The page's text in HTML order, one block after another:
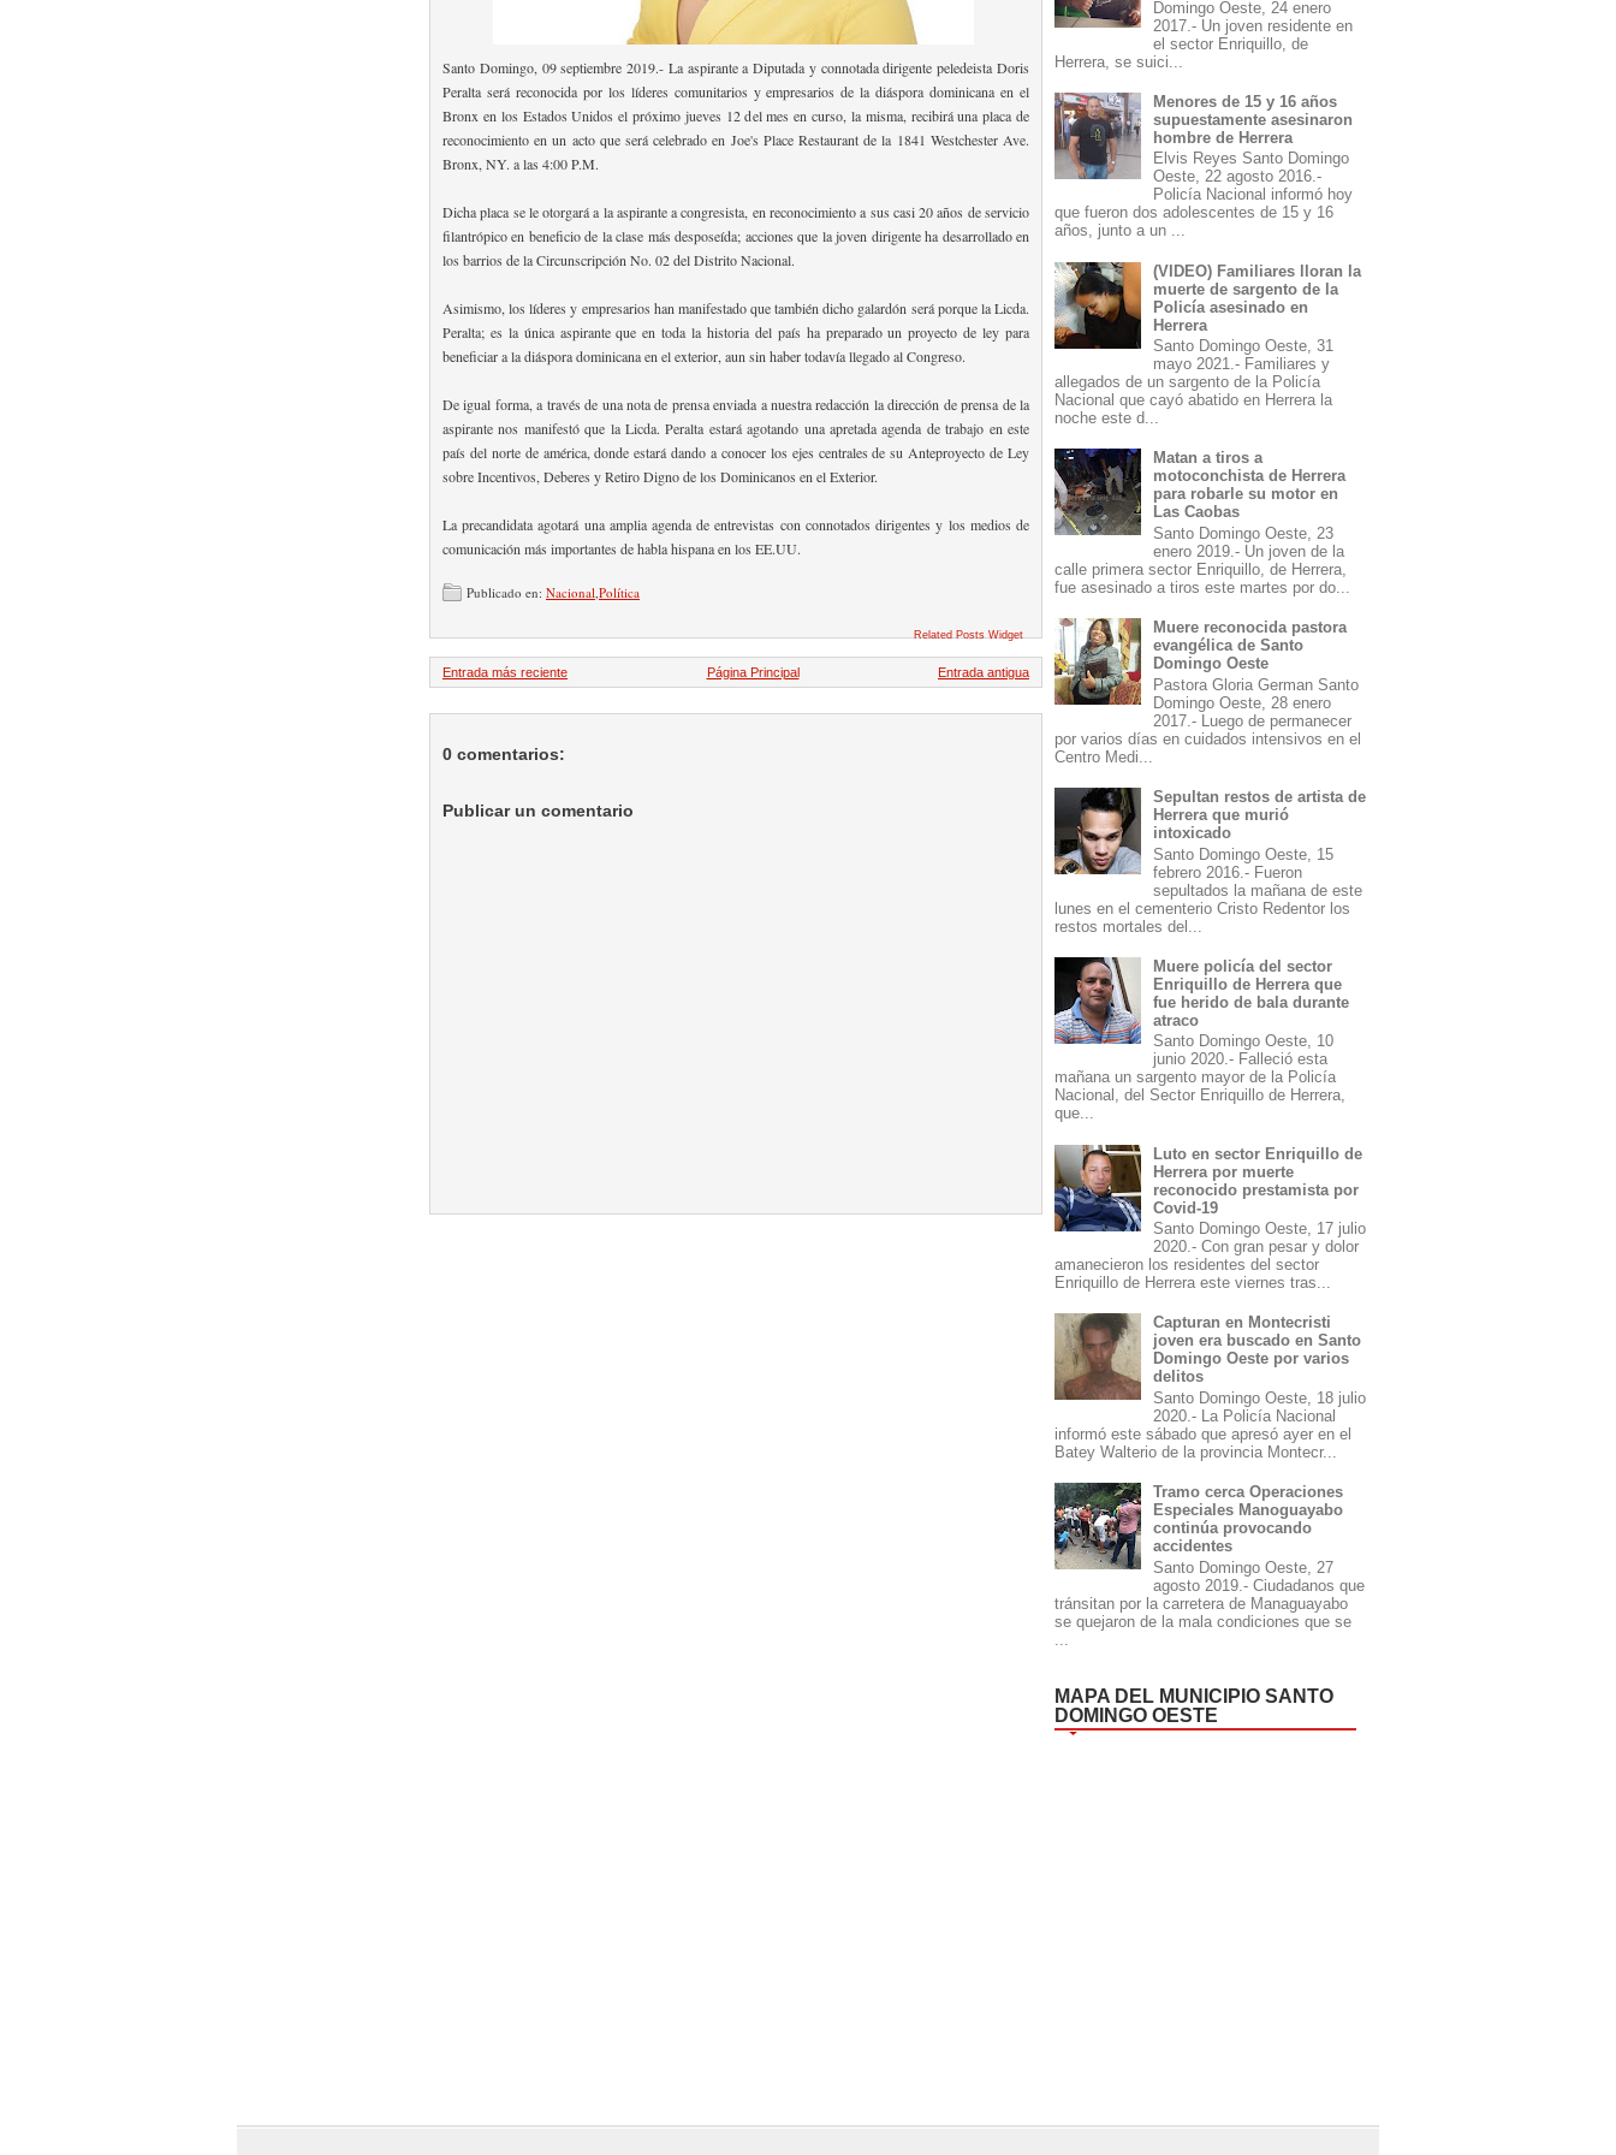
Santo Domingo, 09 septiembre 2019.- La aspirante a Diputada y connotada dirigente peledeista Doris
Peralta será reconocida por los líderes comunitarios y empresarios de la diáspora dominicana en el
Bronx en los Estados Unidos el próximo jueves 12 del mes en curso, la misma, recibirá una placa de
reconocimiento en un acto que será celebrado en Joe's Place Restaurant de la 1841 Westchester Ave.
Bronx, NY. a las 4:00 P.M.
Dicha placa se le otorgará a la aspirante a congresista, en reconocimiento a sus casi 20 años de servicio
filantrópico en beneficio de la clase más desposeída; acciones que la joven dirigente ha desarrollado en
los barrios de la Circunscripción No. 02 del Distrito Nacional.
Asimismo, los líderes y empresarios han manifestado que también dicho galardón será porque la Licda.
Peralta; es la única aspirante que en toda la historia del país ha preparado un proyecto de ley para
beneficiar a la diáspora dominicana en el exterior, aun sin haber todavía llegado al Congreso.
De igual forma, a través de una nota de prensa enviada a nuestra redacción la dirección de prensa de la
aspirante nos manifestó que la Licda. Peralta estará agotando una apretada agenda de trabajo en este
país del norte de américa, donde estará dando a conocer los ejes centrales de su Anteproyecto de Ley
sobre Incentivos, Deberes y Retiro Digno de los Dominicanos en el Exterior.
La precandidata agotará una amplia agenda de entrevistas con connotados dirigentes y los medios de
comunicación más importantes de habla hispana en los EE.UU.
Publicado en: Nacional Política
Related Posts Widget
Entrada más reciente Entrada antigua
Página Principal
0 comentarios:
Publicar un comentario
Domingo Oeste, 24 enero
2017.- Un joven residente en
el sector Enriquillo, de
Herrera, se suici...
Menores de 15 y 16 años
supuestamente asesinaron
hombre de Herrera
Elvis Reyes Santo Domingo
Oeste, 22 agosto 2016.-
Policía Nacional informó hoy
que fueron dos adolescentes de 15 y 16
años, junto a un ...
(VIDEO) Familiares lloran la
muerte de sargento de la
Policía asesinado en
Herrera
Santo Domingo Oeste, 31
mayo 2021.- Familiares y
allegados de un sargento de la Policía
Nacional que cayó abatido en Herrera la
noche este d...
Matan a tiros a
motoconchista de Herrera
para robarle su motor en
Las Caobas
Santo Domingo Oeste, 23
enero 2019.- Un joven de la
calle primera sector Enriquillo, de Herrera,
fue asesinado a tiros este martes por do...
Muere reconocida pastora
evangélica de Santo
Domingo Oeste
Pastora Gloria German Santo
Domingo Oeste, 28 enero
2017.- Luego de permanecer
por varios días en cuidados intensivos en el
Centro Medi...
Sepultan restos de artista de
Herrera que murió
intoxicado
Santo Domingo Oeste, 15
febrero 2016.- Fueron
sepultados la mañana de este
lunes en el cementerio Cristo Redentor los
restos mortales del...
Muere policía del sector
Enriquillo de Herrera que
fue herido de bala durante
atraco
Santo Domingo Oeste, 10
junio 2020.- Falleció esta
mañana un sargento mayor de la Policía
Nacional, del Sector Enriquillo de Herrera,
que...
Luto en sector Enriquillo de
Herrera por muerte
reconocido prestamista por
Covid-19
Santo Domingo Oeste, 17 julio
2020.- Con gran pesar y dolor
amanecieron los residentes del sector
Enriquillo de Herrera este viernes tras...
Capturan en Montecristi
joven era buscado en Santo
Domingo Oeste por varios
delitos
Santo Domingo Oeste, 18 julio
2020.- La Policía Nacional
informó este sábado que apresó ayer en el
Batey Walterio de la provincia Montecr...
Tramo cerca Operaciones
Especiales Manoguayabo
continúa provocando
accidentes
Santo Domingo Oeste, 27
agosto 2019.- Ciudadanos que
tránsitan por la carretera de Managuayabo
se quejaron de la mala condiciones que se
MAPA DEL MUNICIPIO SANTO
DOMINGO OESTE